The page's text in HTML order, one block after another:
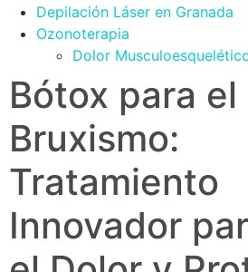
Depilación Láser en Granada
Ozonoterapia
Dolor
Bótox para el
Bruxismo:
Tratamiento
Innovador